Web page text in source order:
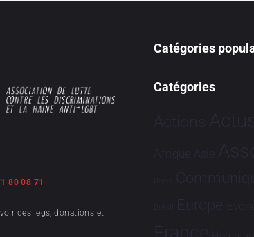
80 08 71
des legs, donations et
Catégories
Catégories
Actions
Afrique Asie
Brève
Brésil Europe